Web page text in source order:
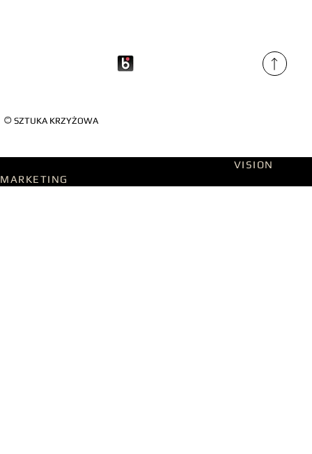
©SZTUKA KRZYŻOWA
VISION
MARKETING